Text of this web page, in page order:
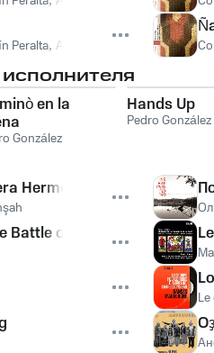
Peralta, Agustín Peralta, Pedro
en la
González
Hands Up
Pedro González
Herme Çole
Battle of the Mišar Field)